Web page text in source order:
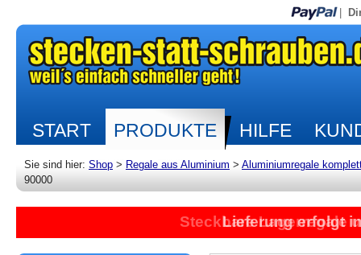
START PRODUKTE HILFE
Sie sind hier: Shop > Regale aus Aluminium > Aluminiumregale
90000
Steckbare Lagerregale
Lieferung erfolgt